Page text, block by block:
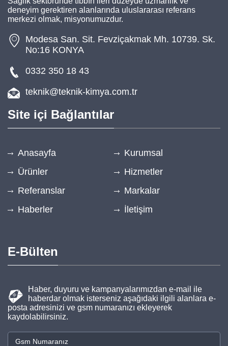
deneyim gerektiren alanlarında uluslararası referans
merkezi olmak, misyonumuzdur.
Modesa San. Sit. Fevziçakmak Mh. 10739. Sk.
No:16 KONYA
0332 350 18 43
teknik@teknik-kimya.com.tr
Site içi Bağlantılar
Anasayfa
Kurumsal
Ürünler
Hizmetler
Referanslar
Markalar
Haberler
İletişim
E-Bülten
Haber, duyuru ve kampanyalarımızdan e-mail ile
haberdar olmak isterseniz aşağıdaki ilgili alanlara e-
posta adresinizi ve gsm numaranızı ekleyerek
kaydolabilirsiniz.